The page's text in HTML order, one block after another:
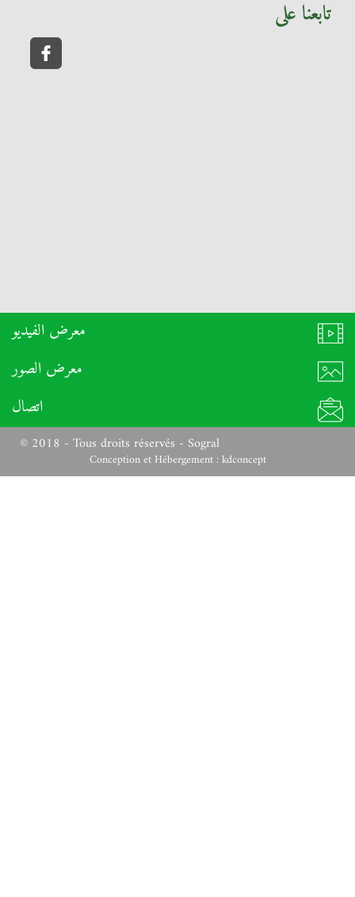
تابعنا على
معرض الفيديو
معرض الصور
اتصال
© 2018 - Tous droits réservés - Sogral
Conception et Hébergement : kdconcept